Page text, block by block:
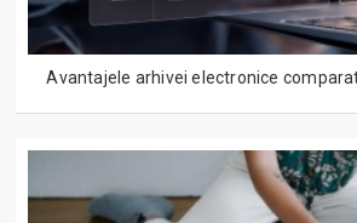
Avantajele arhivei electronice